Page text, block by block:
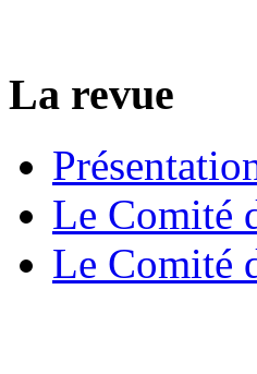
La revue
Le Comité
Le Comité